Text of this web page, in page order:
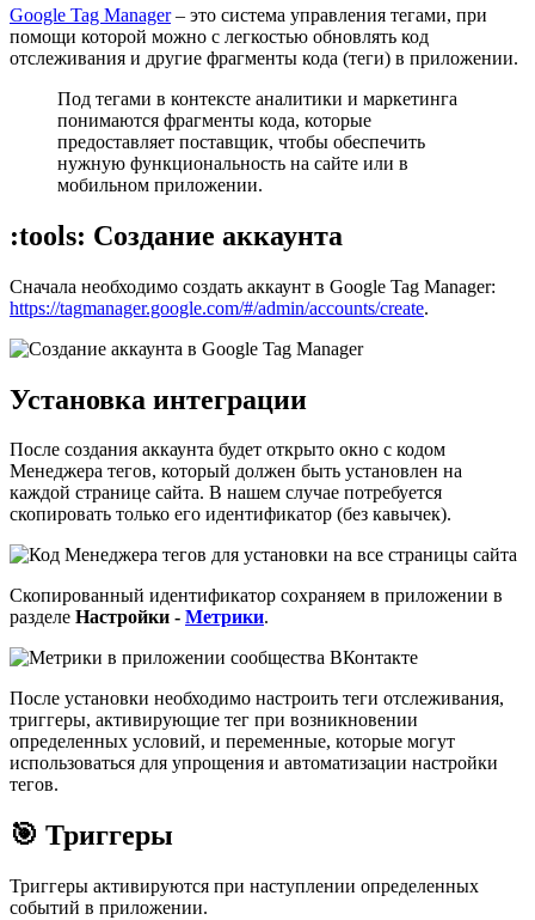
Google Tag Manager– это система управления тегами, при
помощи которой можно с легкостью обновлять код
отслеживания и другие фрагменты кода (теги) в приложении.
Под тегами в контексте аналитики и маркетинга
понимаются фрагменты кода, которые
предоставляет поставщик, чтобы обеспечить
нужную функциональность на сайте или в
мобильном приложении.
:tools: Создание аккаунта
Сначала необходимо создать аккаунт в Google Tag Manager:
https://tagmanager.google.com/#/admin/accounts/create.
Установка интеграции
После создания аккаунта будет открыто окно с кодом
Менеджера тегов, который должен быть установлен на
каждой странице сайта. В нашем случае потребуется
скопировать только его идентификатор (без кавычек).
Скопированный идентификатор сохраняем в приложении в
разделе Настройки - Метрики.
После установки необходимо настроить теги отслеживания,
триггеры, активирующие тег при возникновении
определенных условий, и переменные, которые могут
использоваться для упрощения и автоматизации настройки
тегов.
🎯 Триггеры
Триггеры активируются при наступлении определенных
событий в приложении.